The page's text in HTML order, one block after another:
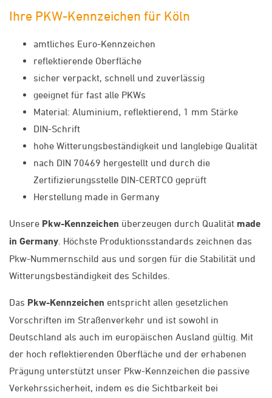
Ihre PKW-Kennzeichen für Köln
amtliches Euro-Kennzeichen
reflektierende Oberfläche
sicher verpackt, schnell und zuverlässig
geeignet für fast alle PKWs
Material: Aluminium, reflektierend, 1 mm Stärke
DIN-Schrift
hohe Witterungsbeständigkeit und langlebige Qualität
nach DIN 70469 hergestellt und durch die
Zertifizierungsstelle DIN-CERTCO geprüft
Herstellung made in Germany
Unsere Pkw-Kennzeichen überzeugen durch Qualität made
in Germany . Höchste Produktionsstandards zeichnen das
Pkw-Nummernschild aus und sorgen für die Stabilität und
Witterungsbeständigkeit des Schildes.
Das Pkw-Kennzeichen entspricht allen gesetzlichen
Vorschriften im Straßenverkehr und ist sowohl in
Deutschland als auch im europäischen Ausland gültig. Mit
der hoch reflektierenden Oberfläche und der erhabenen
Prägung unterstützt unser Pkw-Kennzeichen die passive
Verkehrssicherheit, indem es die Sichtbarkeit bei